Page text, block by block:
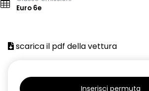
Euro 6e
scarica il pdf della vettura
Inserisci permuta